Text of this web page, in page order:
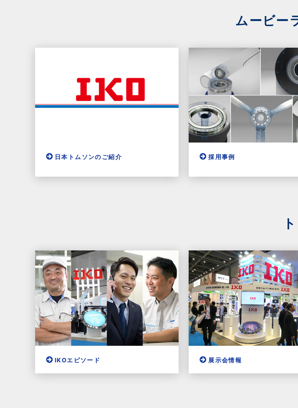
ムービー
日本トムソンのご紹介 採用事例
IKOエピソード 展示会情報